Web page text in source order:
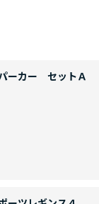
ーカー セットＡ